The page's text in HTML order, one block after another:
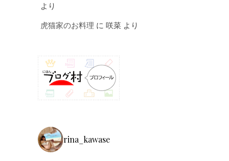
より
虎猫家のお料理 に 咲菜 より
rina_kawase